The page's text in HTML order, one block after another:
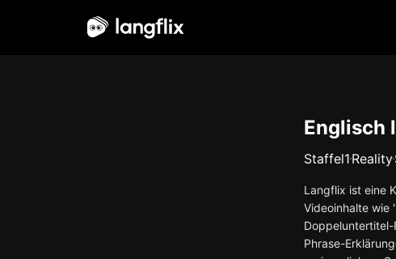
Englisch
Staffel1 Reality
Langflix ist eine
Videoinhalte wie
Phrase-